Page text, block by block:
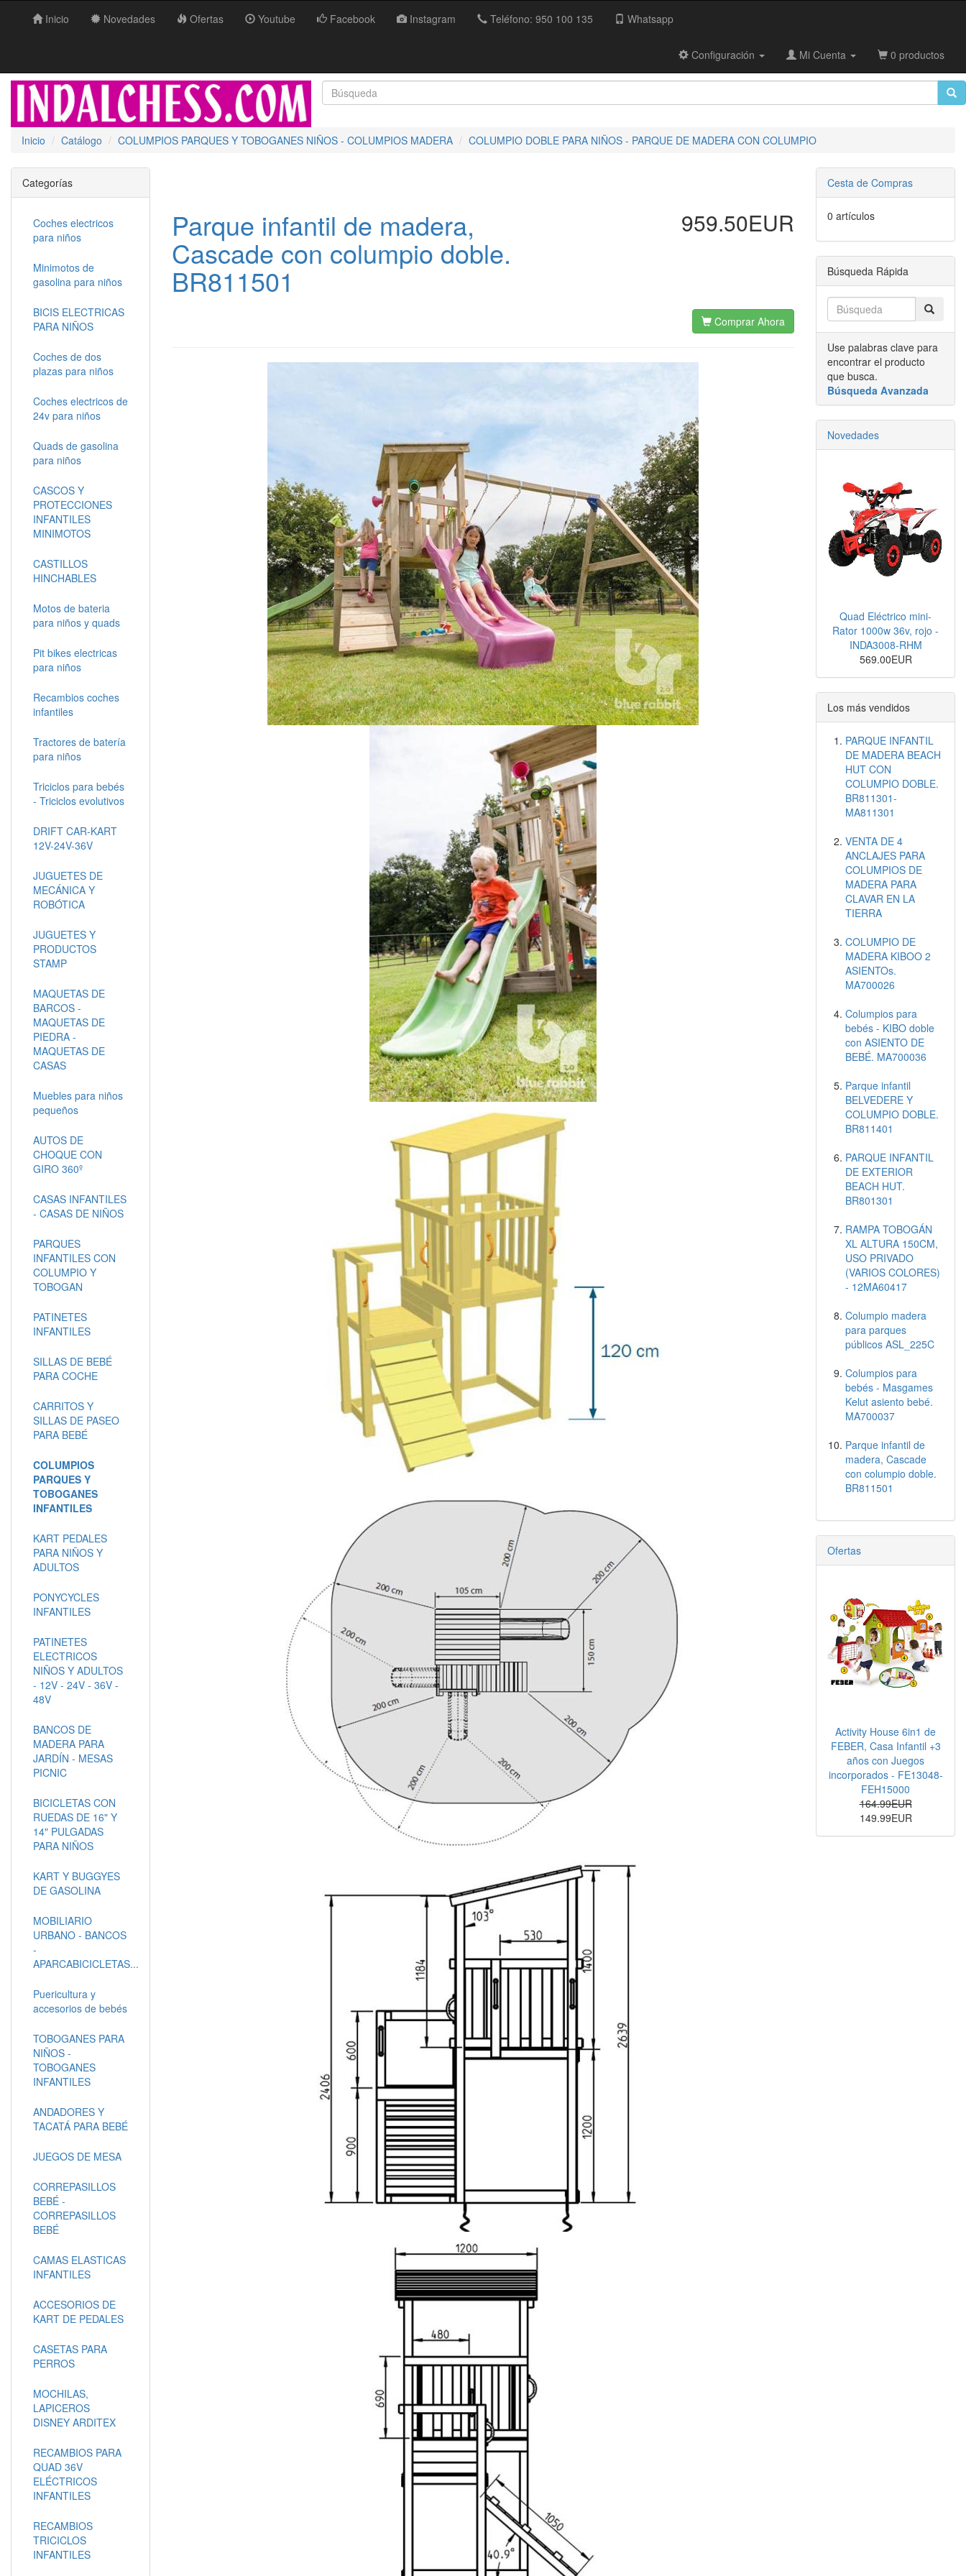
Inicio Novedades Ofertas Youtube Facebook Instagram Teléfono: 950 100 135 Whatsapp
Configuración Mi Cuenta 0 productos
Inicio Catálogo COLUMPIOS PARQUES Y TOBOGANES NIÑOS - COLUMPIOS MADERA COLUMPIO DOBLE PARA NIÑOS - PARQUE DE MADERA CON COLUMPIO
Parque infantil de madera,
Cascade con columpio doble.
BR811501
959.50EUR
Comprar Ahora
Categorías
Coches electricos
para niños
Minimotos de
gasolina para niños
BICIS ELECTRICAS
PARA NIÑOS
Coches de dos
plazas para niños
Coches electricos de
24v para niños
Quads de gasolina
para niños
CASCOS Y
PROTECCIONES
INFANTILES
MINIMOTOS
CASTILLOS
HINCHABLES
Motos de bateria
para niños y quads
Pit bikes electricas
para niños
Recambios coches
infantiles
Tractores de batería
para niños
Triciclos para bebés
- Triciclos evolutivos
DRIFT CAR-KART
12V-24V-36V
JUGUETES DE
MECÁNICA Y
ROBÓTICA
JUGUETES Y
PRODUCTOS
STAMP
MAQUETAS DE
BARCOS -
MAQUETAS DE
PIEDRA -
MAQUETAS DE
CASAS
Muebles para niños
pequeños
AUTOS DE
CHOQUE CON
GIRO 360º
CASAS INFANTILES
- CASAS DE NIÑOS
PARQUES
INFANTILES CON
COLUMPIO Y
TOBOGAN
PATINETES
INFANTILES
SILLAS DE BEBÉ
PARA COCHE
CARRITOS Y
SILLAS DE PASEO
PARA BEBÉ
COLUMPIOS
PARQUES Y
TOBOGANES
INFANTILES
KART PEDALES
PARA NIÑOS Y
ADULTOS
PONYCYCLES
INFANTILES
PATINETES
ELECTRICOS
NIÑOS Y ADULTOS
- 12V - 24V - 36V -
48V
BANCOS DE
MADERA PARA
JARDÍN - MESAS
PICNIC
BICICLETAS CON
RUEDAS DE 16" Y
14" PULGADAS
PARA NIÑOS
KART Y BUGGYES
DE GASOLINA
MOBILIARIO
URBANO - BANCOS
-
APARCABICICLETAS...
Puericultura y
accesorios de bebés
TOBOGANES PARA
NIÑOS -
TOBOGANES
INFANTILES
ANDADORES Y
TACATÁ PARA BEBÉ
JUEGOS DE MESA
CORREPASILLOS
BEBÉ -
CORREPASILLOS
BEBÉ
CAMAS ELASTICAS
INFANTILES
ACCESORIOS DE
KART DE PEDALES
CASETAS PARA
PERROS
MOCHILAS,
LAPICEROS
DISNEY ARDITEX
RECAMBIOS PARA
QUAD 36V
ELÉCTRICOS
INFANTILES
RECAMBIOS
TRICICLOS
INFANTILES
Cesta de Compras
0 artículos
Búsqueda Rápida
Use palabras clave para
encontrar el producto
que busca.
Búsqueda Avanzada
Novedades
Quad Eléctrico mini-
Rator 1000w 36v, rojo -
INDA3008-RHM
569.00EUR
Los más vendidos
PARQUE INFANTIL
DE MADERA BEACH
HUT CON
COLUMPIO DOBLE.
BR811301-
MA811301
VENTA DE 4
ANCLAJES PARA
COLUMPIOS DE
MADERA PARA
CLAVAR EN LA
TIERRA
COLUMPIO DE
MADERA KIBOO 2
ASIENTOs.
MA700026
Columpios para
bebés - KIBO doble
con ASIENTO DE
BEBÉ. MA700036
Parque infantil
BELVEDERE Y
COLUMPIO DOBLE.
BR811401
PARQUE INFANTIL
DE EXTERIOR
BEACH HUT.
BR801301
RAMPA TOBOGÁN
XL ALTURA 150CM,
USO PRIVADO
(VARIOS COLORES)
- 12MA60417
Columpio madera
para parques
públicos ASL_225C
Columpios para
bebés - Masgames
Kelut asiento bebé.
MA700037
Parque infantil de
madera, Cascade
con columpio doble.
BR811501
Ofertas
Activity House 6in1 de
FEBER, Casa Infantil +3
años con Juegos
incorporados - FE13048-
FEH15000
164.99EUR
149.99EUR